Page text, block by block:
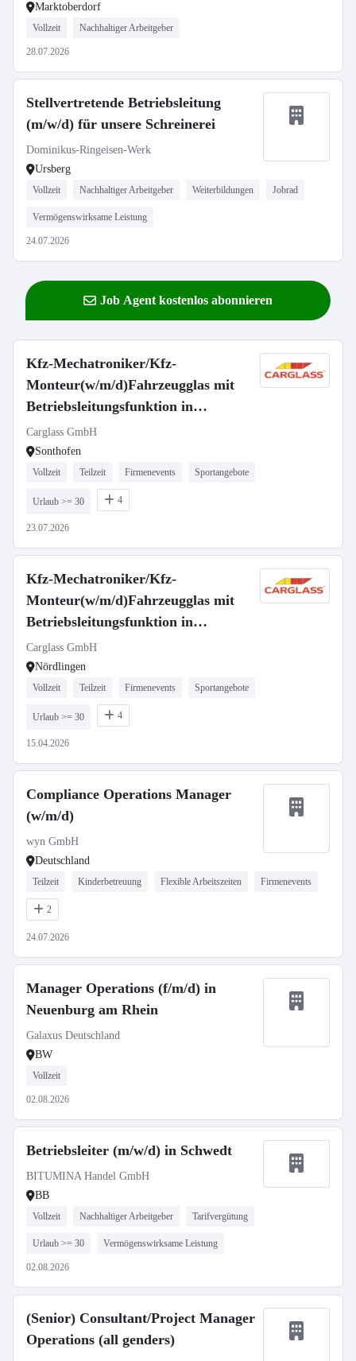
Marktoberdorf
Vollzeit Nachhaltiger Arbeitgeber
28.07.2026
Stellvertretende Betriebsleitung
(m/w/d) für unsere Schreinerei
Dominikus-Ringeisen-Werk
Ursberg
Vollzeit Nachhaltiger Arbeitgeber Weiterbildungen Jobrad
Vermögenswirksame Leistung
24.07.2026
Job Agent kostenlos abonnieren
Kfz-Mechatroniker/Kfz-
Monteur(w/m/d)Fahrzeugglas mit
Betriebsleitungsfunktion in
Sonthofen-654
Carglass GmbH
Sonthofen
Vollzeit Teilzeit Firmenevents Sportangebote
Urlaub >= 30 4
23.07.2026
Kfz-Mechatroniker/Kfz-
Monteur(w/m/d)Fahrzeugglas mit
Betriebsleitungsfunktion in
Nördlingen -3001
Carglass GmbH
Nördlingen
Vollzeit Teilzeit Firmenevents Sportangebote
Urlaub >= 30 4
15.04.2026
Compliance Operations Manager
(w/m/d)
wyn GmbH
Deutschland
Teilzeit Kinderbetreuung Flexible Arbeitszeiten Firmenevents
2
24.07.2026
Manager Operations (f/m/d) in
Neuenburg am Rhein
Galaxus Deutschland
BW
Vollzeit
02.08.2026
Betriebsleiter (m/w/d) in Schwedt
BITUMINA Handel GmbH
BB
Vollzeit Nachhaltiger Arbeitgeber Tarifvergütung
Urlaub >= 30 Vermögenswirksame Leistung
02.08.2026
(Senior) Consultant/Project Manager
Operations (all genders)